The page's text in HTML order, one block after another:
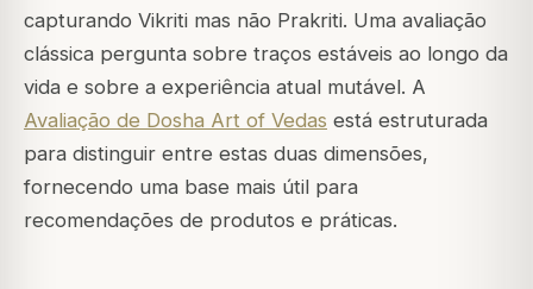
capturando Vikriti mas não Prakriti. Uma avaliação
clássica pergunta sobre traços estáveis ao longo da
vida e sobre a experiência atual mutável. A
Avaliação de Dosha Art of Vedas está estruturada
para distinguir entre estas duas dimensões,
fornecendo uma base mais útil para
recomendações de produtos e práticas.